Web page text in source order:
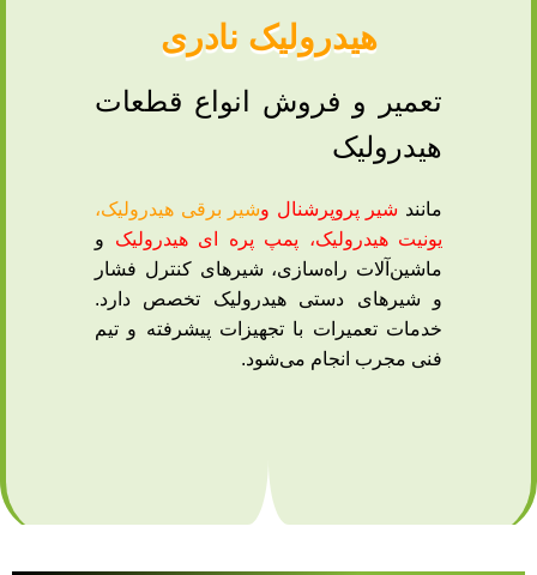
هیدرولیک نادری
تعمیر و فروش انواع قطعات
هیدرولیک
مانند شیر پروپرشنال وشیر برقی هیدرولیک،
یونیت هیدرولیک، پمپ‌ پره ای هیدرولیک و
ماشین‌آلات راه‌سازی، شیرهای کنترل فشار
و شیرهای دستی هیدرولیک تخصص دارد.
خدمات تعمیرات با تجهیزات پیشرفته و تیم
فنی مجرب انجام می‌شود.